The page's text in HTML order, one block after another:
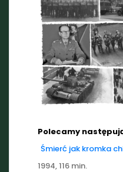
Polecamy
Śmierć jak kromka
1994, 116 min.